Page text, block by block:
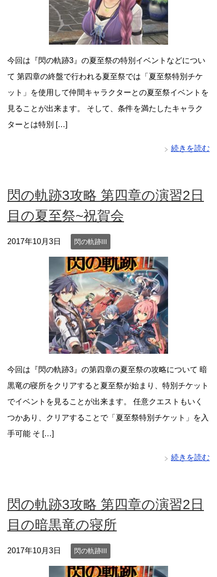
今回は『閃の軌跡3』の夏至祭の特別イベントなどについ
て 第四章の終盤で行われる夏至祭では「夏至祭特別チケ
ット」を使用して仲間キャラクターとの夏至祭イベントを
見ることが出来ます。 そして、条件を満たしたキャラク
ターとは特別 […]
続きを読む
閃の軌跡3攻略 第四章の演習2日
目の夏至祭~祝賀会
2017年10月3日 閃の軌跡III
今回は『閃の軌跡3』の第四章の夏至祭の攻略について 暗
黒竜の寝所をクリアすると夏至祭が始まり、特別チケット
でイベントを見ることが出来ます。 任意クエストもいく
つかあり、クリアすることで「夏至祭特別チケット」を入
手可能 そ […]
続きを読む
閃の軌跡3攻略 第四章の演習2日
目の暗黒竜の寝所
2017年10月3日 閃の軌跡III